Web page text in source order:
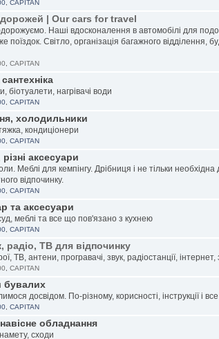
, CAPITAN
| Our cars for travel
Наші вдосконалення в автомобілі для
поїздок. Світло, організація багажного відділення,
CAPITAN
біотуалети, нагрівачі води
, CAPITAN
холодильники
кондиціонери
, CAPITAN
аксесуари
Меблі для кемпінгу. Дрібниця і не тільки необхідна
відпочинку.
, CAPITAN
та аксесуари
меблі та все що пов'язано з кухнею
, CAPITAN
радіо, ТВ для відпочинку
ТВ, антени, програвачі, звук, радіостанції, інтернет,
CAPITAN
бувалих
досвідом. По-різному, корисності, інструкції і
, CAPITAN
обладнання
сходи